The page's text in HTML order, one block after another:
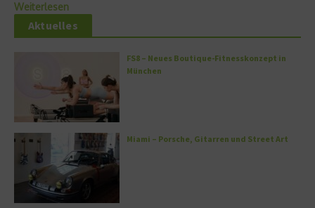
Weiterlesen
Aktuelles
FS8 – Neues Boutique-Fitnesskonzept in
München
Miami – Porsche, Gitarren und Street Art